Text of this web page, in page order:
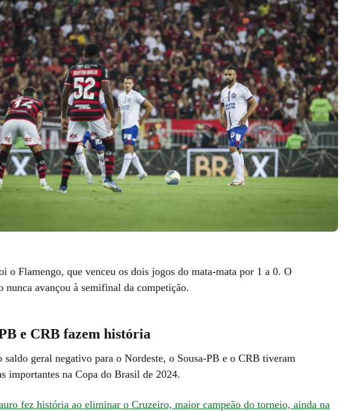
o Flamengo, que venceu os dois jogos do mata-mata por 1 a 0. O
nunca avançou à semifinal da competição.
e CRB fazem história
saldo geral negativo para o Nordeste, o Sousa-PB e o CRB tiveram
importantes na Copa do Brasil de 2024.
fez história ao eliminar o Cruzeiro, maior campeão do torneio, ainda na